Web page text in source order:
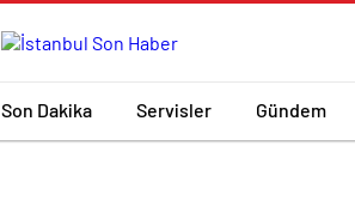
Son Dakika Servisler Gündem